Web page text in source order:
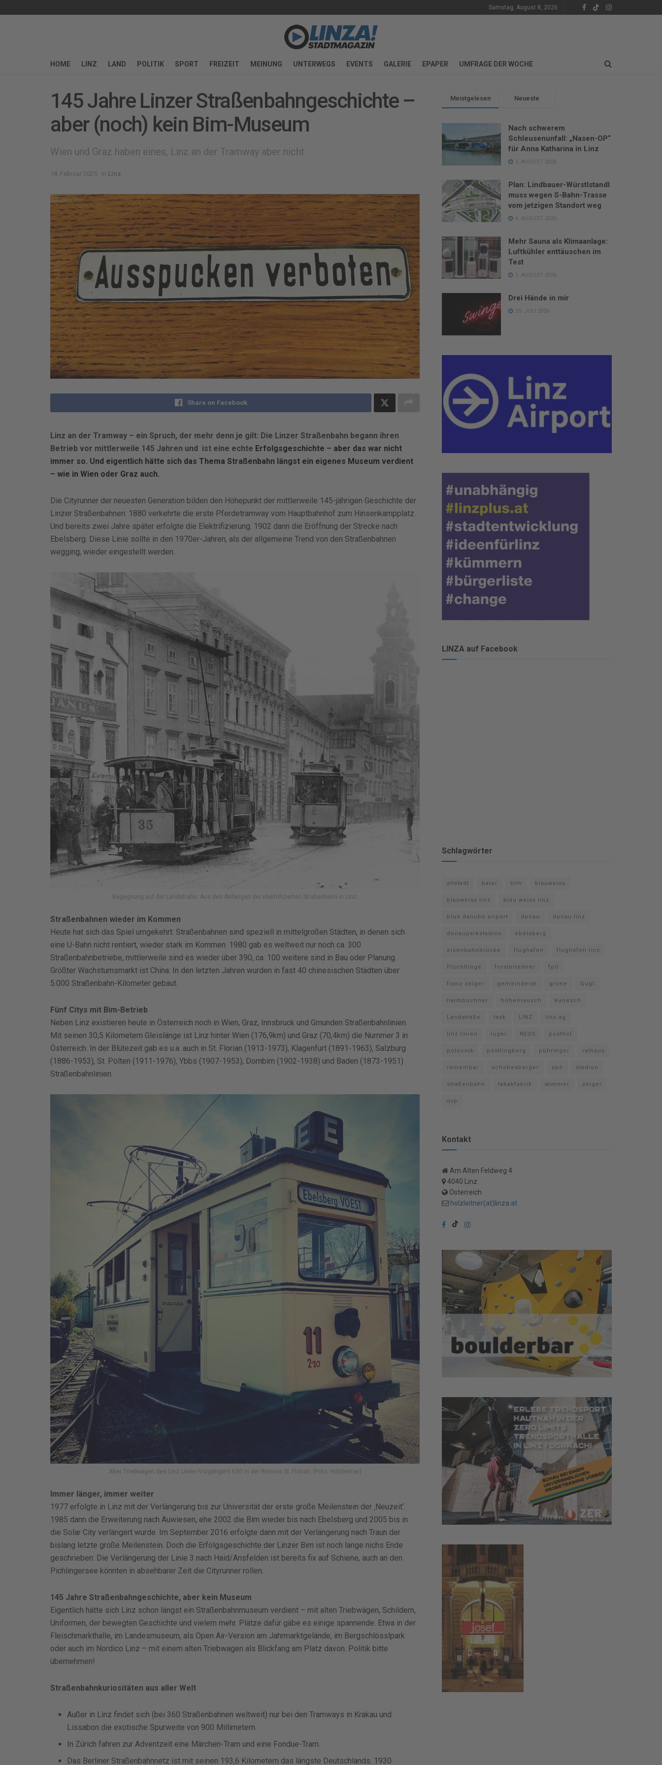
Samstag, August 8, 2026
HOME LINZ LAND POLITIK SPORT FREIZEIT MEINUNG UNTERWEGS EVENTS GALERIE EPAPER UMFRAGE DER WOCHE
145 Jahre Linzer Straßenbahngeschichte –
aber (noch) kein Bim-Museum
Wien und Graz haben eines, Linz an der Tramway aber nicht
18. Februar 2025 in Linz
Share on Facebook
Linz an der Tramway – ein Spruch, der mehr denn je gilt: Die Linzer Straßenbahn begann ihren
Betrieb vor mittlerweile 145 Jahren und ist eine echte Erfolgsgeschichte – aber das war nicht
immer so. Und eigentlich hätte sich das Thema Straßenbahn längst ein eigenes Museum verdient
– wie in Wien oder Graz auch.
Die Cityrunner der neuesten Generation bilden den Höhepunkt der mittlerweile 145-jährigen Geschichte der
Linzer Straßenbahnen: 1880 verkehrte die erste Pferdetramway vom Hauptbahnhof zum Hinsenkampplatz.
Und bereits zwei Jahre später erfolgte die Elektrifizierung. 1902 dann die Eröffnung der Strecke nach
Ebelsberg. Diese Linie sollte in den 1970er-Jahren, als der allgemeine Trend von den Straßenbahnen
wegging, wieder eingestellt werden.
Begegnung auf der Landstraße: Aus den Anfängen der elektrifizierten Straßenbahn in Linz.
Straßenbahnen wieder im Kommen
Heute hat sich das Spiel umgekehrt: Straßenbahnen sind speziell in mittelgroßen Städten, in denen sich
eine U-Bahn nicht rentiert, wieder stark im Kommen. 1980 gab es weltweit nur noch ca. 300
Straßenbahnbetriebe, mittlerweile sind es wieder über 390, ca. 100 weitere sind in Bau oder Planung.
Größter Wachstumsmarkt ist China: In den letzten Jahren wurden in fast 40 chinesischen Städten über
5.000 Straßenbahn-Kilometer gebaut.
Fünf Citys mit Bim-Betrieb
Neben Linz existieren heute in Österreich noch in Wien, Graz, Innsbruck und Gmunden Straßenbahnlinien.
Mit seinen 30,5 Kilometern Gleislänge ist Linz hinter Wien (176,9km) und Graz (70,4km) die Nummer 3 in
Österreich. In der Blütezeit gab es u.a. auch in St. Florian (1913-1973), Klagenfurt (1891-1963), Salzburg
(1886-1953), St. Pölten (1911-1976), Ybbs (1907-1953), Dornbirn (1902-1938) und Baden (1873-1951)
Straßenbahnlinien.
Alter Triebwagen des Linz Linien-Vorgängers ESG in der Remise St. Florian. (Foto: Holzleitner)
Immer länger, immer weiter
1977 erfolgte in Linz mit der Verlängerung bis zur Universität der erste große Meilenstein der ‚Neuzeit‘.
1985 dann die Erweiterung nach Auwiesen, ehe 2002 die Bim wieder bis nach Ebelsberg und 2005 bis in
die Solar City verlängert wurde. Im September 2016 erfolgte dann mit der Verlängerung nach Traun der
bislang letzte große Meilenstein. Doch die Erfolgsgeschichte der Linzer Bim ist noch lange nichs Ende
geschrieben: Die Verlängerung der Linie 3 nach Haid/Ansfelden ist bereits fix auf Schiene, auch an den
Pichlingersee könnten in absehbarer Zeit die Cityrunner rollen.
145 Jahre Straßenbahngeschichte, aber kein Museum
Eigentlich hätte sich Linz schon längst ein Straßenbahnmuseum verdient – mit alten Triebwägen, Schildern,
Uniformen, der bewegten Geschichte und vielem mehr. Plätze dafür gäbe es einige spannende: Etwa in der
Fleischmarkthalle, im Landesmuseum, als Open Air-Version am Jahrmarktgelände, im Bergschlösslpark
oder auch im Nordico Linz – mit einem alten Triebwagen als Blickfang am Platz davon. Politik bitte
übernehmen!
Straßenbahnkuriositäten aus aller Welt
Außer in Linz findet sich (bei 360 Straßenbahnen weltweit) nur bei den Tramways in Krakau und
Lissabon die exotische Spurweite von 900 Millimetern.
In Zürich fahren zur Adventzeit eine Märchen-Tram und eine Fondue-Tram.
Das Berliner Straßenbahnnetz ist mit seinen 193,6 Kilometern das längste Deutschlands. 1930
Meistgelesen Neueste
Nach schwerem
Schleusenunfall: „Nasen-OP“
für Anna Katharina in Linz
3. AUGUST 2026
Plan: Lindbauer-Würstlstandl
muss wegen S-Bahn-Trasse
vom jetzigen Standort weg
6. AUGUST 2026
Mehr Sauna als Klimaanlage:
Luftkühler enttäuschen im
Test
5. AUGUST 2026
Drei Hände in mir
20. JULI 2026
LINZA auf Facebook
Schlagwörter
altstadt baier bim blauweiss
blauweiss linz blau weiss linz
blue danube airport donau donau linz
donauparkstadion ebelsberg
eisenbahnbrücke flughafen flughafen linz
Flüchtlinge forsterleitner fpö
franz zeiger gemeinderat grüne Gugl
haimbuchner höhenrausch kunesch
Landstraße lask LINZ linz ag
linz linien luger NEOS posthof
potocnik pöstlingberg pühringer rathaus
remembar schobesberger spö stadion
straßenbahn tabakfabrik wimmer zeiger
övp
Kontakt
Am Alten Feldweg 4
4040 Linz
Österreich
holzleitner(at)linza.at